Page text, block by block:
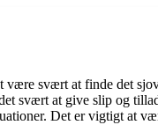
være svært at finde det
svært at give slip og
Det er vigtigt at